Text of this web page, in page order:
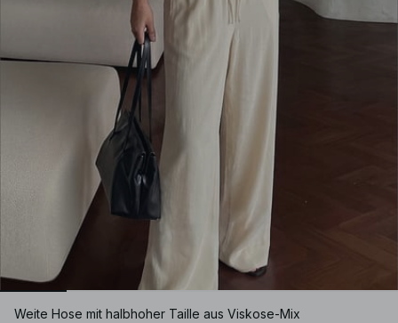
Weite Hose mit halbhoher Taille aus Viskose-Mix